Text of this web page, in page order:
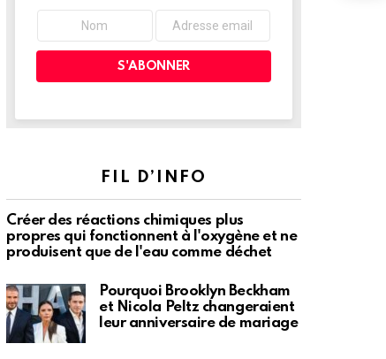
FIL D’INFO
Créer des réactions chimiques plus
propres qui fonctionnent à l'oxygène et ne
produisent que de l'eau comme déchet
Pourquoi Brooklyn Beckham
et Nicola Peltz changeraient
leur anniversaire de mariage